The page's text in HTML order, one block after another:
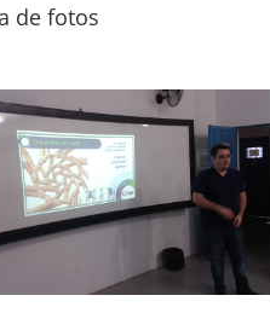
de fotos